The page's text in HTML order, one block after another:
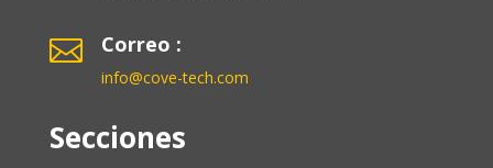
 Correo :
info@cove-tech.com
Secciones